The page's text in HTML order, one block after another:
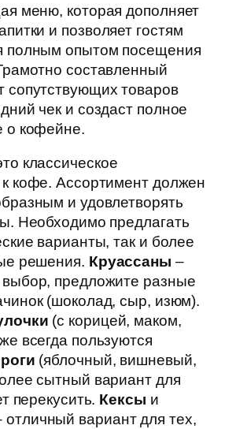
меню, которая дополняет
и позволяет гостям
полным опытом посещения
составленный
сопутствующих товаров
чек и создаст полное
о кофейне.
классическое
кофе. Ассортимент должен
и удовлетворять
Необходимо предлагать
варианты, так и более
решения. Круассаны –
предложите разные
(шоколад, сыр, изюм).
(с корицей, маком,
всегда пользуются
(яблочный, вишневый,
сытный вариант для
перекусить. Кексы и
отличный вариант для тех,